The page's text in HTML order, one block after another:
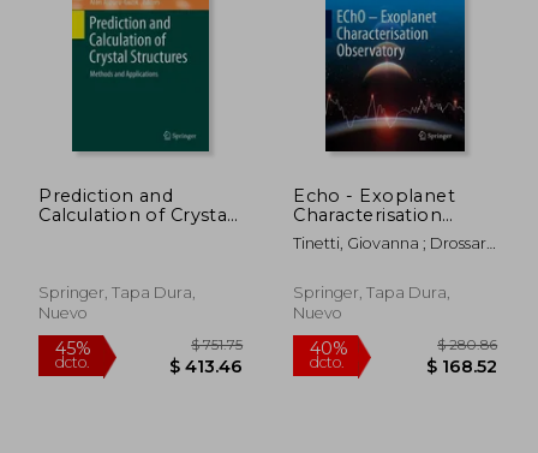
45%
dcto. $ 208.23
40%
dcto.
Prediction and
Calculation of Crystal
Springer, Tapa Dura,
Nuevo
Echo - Exoplanet
Characterisation
Observatory (en
Inglés)
Tinetti, Giovanna ; Drossart,
Springer, Tapa Dura,
Nuevo